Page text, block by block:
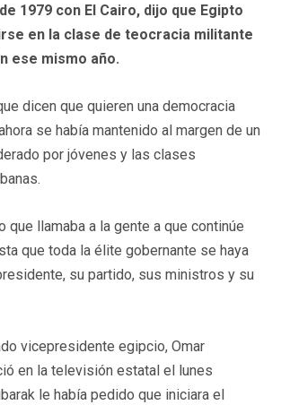
1979 con El Cairo, dijo que Egipto
en la clase de teocracia militante
ese mismo año.
dicen que quieren una democracia
se había mantenido al margen de un
por jóvenes y las clases
que llamaba a la gente a que continúe
que toda la élite gobernante se haya
su partido, sus ministros y su
vicepresidente egipcio, Omar
en la televisión estatal el lunes
le había pedido que iniciara el